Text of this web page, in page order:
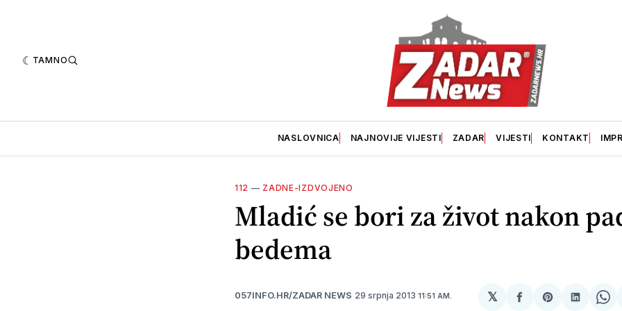
TAMNO
NASLOVNICA NAJNOVIJE VIJESTI ZADAR VIJESTI KONTAKT
112 — ZADNE-IZDVOJENO
Mladić se bori za život nakon
bedema
057INFO.HR/ZADAR NEWS 29 srpnja 2013 11:51 AM. 𝕏
podijeliSharepodijeli